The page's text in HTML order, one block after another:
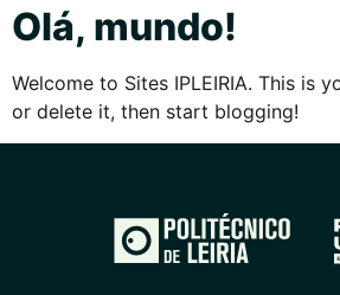
Olá, mundo!
Welcome to Sites IPLEIRIA. This is
or delete it, then start blogging!